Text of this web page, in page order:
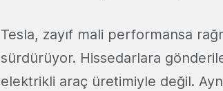
Tesla, zayıf mali performansa
sürdürüyor. Hissedarlara
elektrikli araç üretimiyle değil.